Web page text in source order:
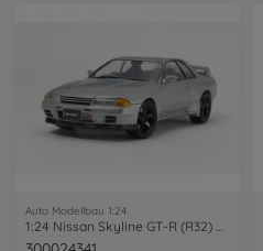
Auto Modellbau 1:24